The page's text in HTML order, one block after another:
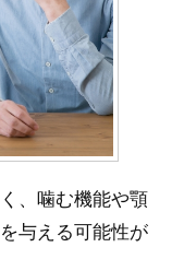
、噛む機能や顎
与える可能性が